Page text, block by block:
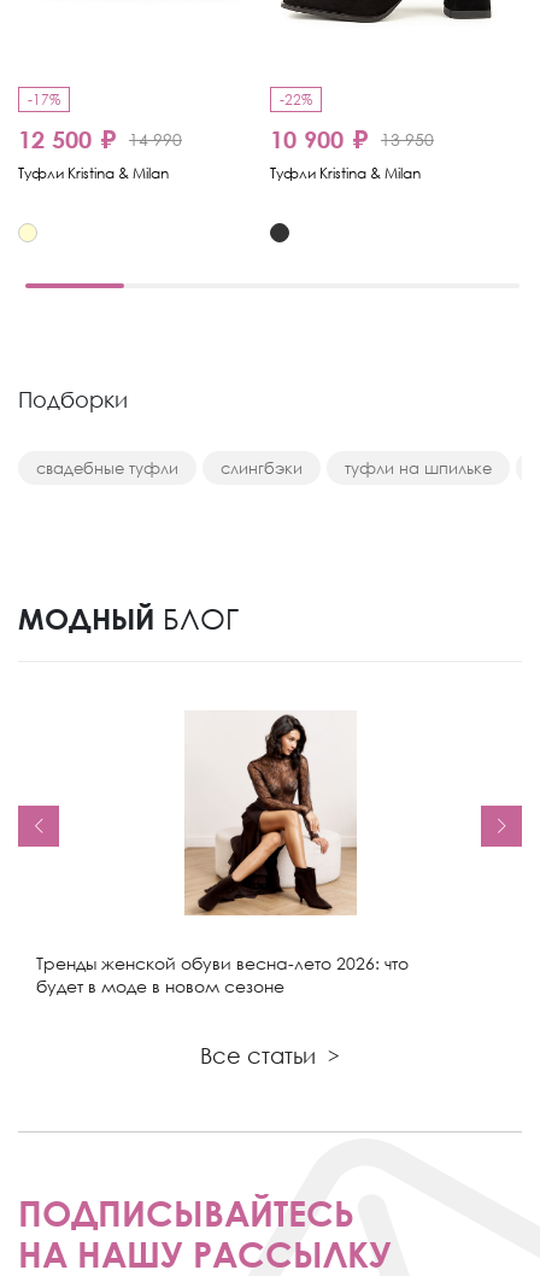
-17%
12 500 ₽ 14 990
Туфли Kristina & Milan
-22%
10 900 ₽ 13 950
Туфли Kristina & Milan
Подборки
свадебные туфли слингбэки туфли на шпильке
МОДНЫЙ БЛОГ
Тренды женской обуви весна-лето 2026: что
будет в моде в новом сезоне
Все статьи >
ПОДПИСЫВАЙТЕСЬ
НА НАШУ РАССЫЛКУ